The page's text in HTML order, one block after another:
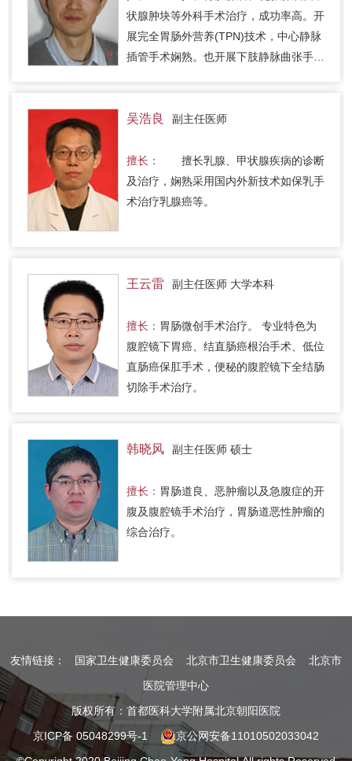
状腺肿块等外科手术治疗，成功率高。开
展完全胃肠外营养(TPN)技术，中心静脉
插管手术娴熟。也开展下肢静脉曲张手
吴浩良 副主任医师
擅长：
擅长乳腺、甲状腺疾病的诊断
及治疗，娴熟采用国内外新技术如保乳手
术治疗乳腺癌等。
王云雷 副主任医师 大学本科
擅长： 胃肠微创手术治疗。 专业特色为
腹腔镜下胃癌、结直肠癌根治手术、低位
直肠癌保肛手术，便秘的腹腔镜下全结肠
切除手术治疗。
韩晓风 副主任医师 硕士
擅长： 胃肠道良、恶肿瘤以及急腹症的开
腹及腹腔镜手术治疗，胃肠道恶性肿瘤的
综合治疗。
友情链接： 国家卫生健康委员会 北京市卫生健康委员会
北京市
医院管理中心
版权所有：首都医科大学附属北京朝阳医院
京ICP备 05048299号-1
京公网安备11010502033042